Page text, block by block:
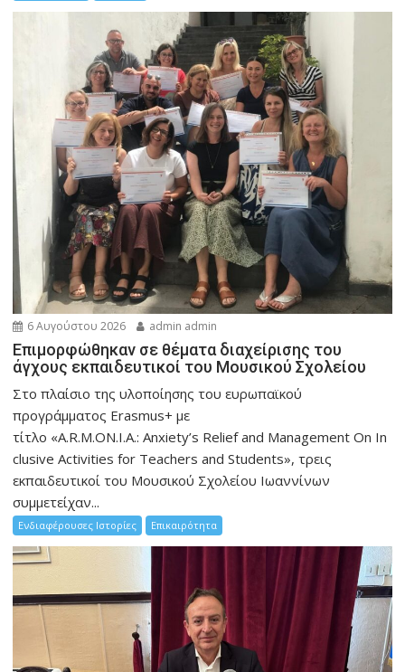
6 Αυγούστου 2026 admin admin
Eπιμορφώθηκαν σε θέματα διαχείρισης του
άγχους εκπαιδευτικοί του Μουσικού Σχολείου
Στο πλαίσιο της υλοποίησης του ευρωπαϊκού
προγράμματος Erasmus+ με
τίτλο «A.R.M.ON.I.A.: Anxiety’s Relief and Management On In
clusive Activities for Teachers and Students», τρεις
εκπαιδευτικοί του Μουσικού Σχολείου Ιωαννίνων
συμμετείχαν...
Ενδιαφέρουσες Ιστορίες Επικαιρότητα